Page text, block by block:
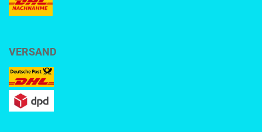
VERSAND